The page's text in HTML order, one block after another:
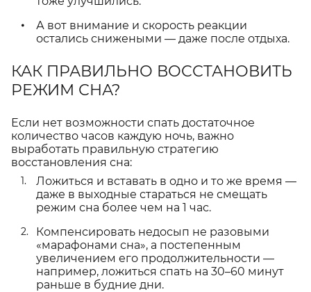
А вот внимание и скорость реакции
остались снижеными — даже после отдыха.
КАК ПРАВИЛЬНО ВОССТАНОВИТЬ
РЕЖИМ СНА?
Если нет возможности спать достаточное
количество часов каждую ночь, важно
выработать правильную стратегию
восстановления сна:
Ложиться и вставать в одно и то же время —
даже в выходные стараться не смещать
режим сна более чем на 1 час.
Компенсировать недосып не разовыми
«марафонами сна», а постепенным
увеличением его продолжительности —
например, ложиться спать на 30–60 минут
раньше в будние дни.